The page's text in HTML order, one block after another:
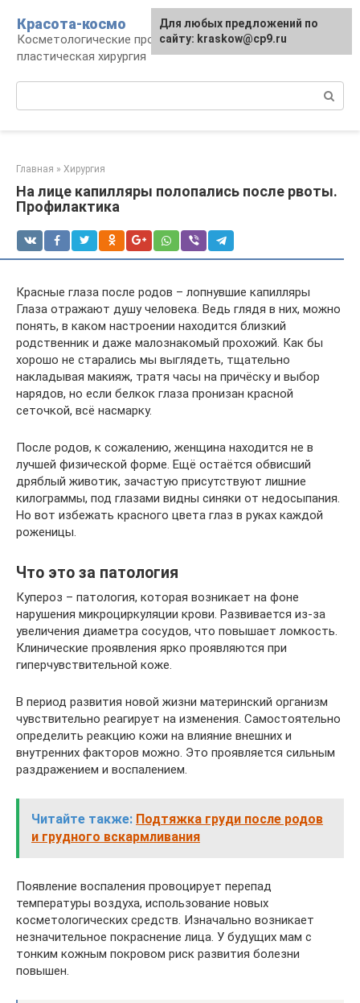
контенту
Красота-космо
Косметологические процедуры,
пластическая хирургия
Главная » Хирургия
На лице капилляры полопались после рвоты.
Профилактика
Красные глаза после родов – лопнувшие капилляры
Глаза отражают душу человека. Ведь глядя в них, можно
понять, в каком настроении находится близкий
родственник и даже малознакомый прохожий. Как бы
хорошо не старались мы выглядеть, тщательно
накладывая макияж, тратя часы на причёску и выбор
нарядов, но если белкок глаза пронизан красной
сеточкой, всё насмарку.
После родов, к сожалению, женщина находится не в
лучшей физической форме. Ещё остаётся обвисший
дряблый животик, зачастую присутствуют лишние
килограммы, под глазами видны синяки от недосыпания.
Но вот избежать красного цвета глаз в руках каждой
роженицы.
Что это за патология
Купероз – патология, которая возникает на фоне
нарушения микроциркуляции крови. Развивается из-за
увеличения диаметра сосудов, что повышает ломкость.
Клинические проявления ярко проявляются при
гиперчувствительной коже.
В период развития новой жизни материнский организм
чувствительно реагирует на изменения. Самостоятельно
определить реакцию кожи на влияние внешних и
внутренних факторов можно. Это проявляется сильным
раздражением и воспалением.
Читайте также: Подтяжка груди после родов
и грудного вскармливания
Появление воспаления провоцирует перепад
температуры воздуха, использование новых
косметологических средств. Изначально возникает
незначительное покраснение лица. У будущих мам с
тонким кожным покровом риск развития болезни
повышен.
Для любых предложений по
сайту: kraskow@cp9.ru